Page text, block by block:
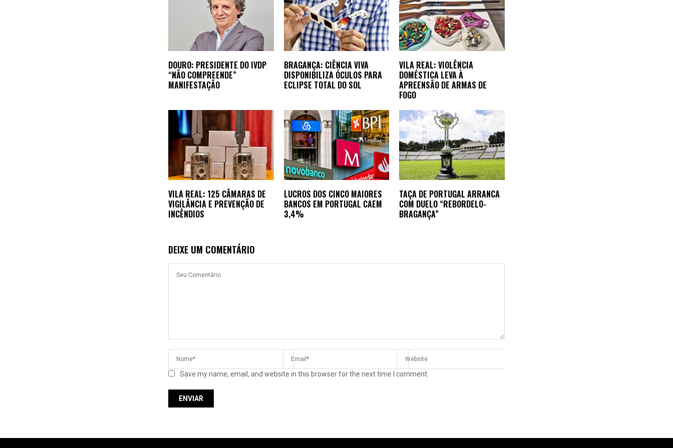
DOURO: PRESIDENTE DO IVDP
“NÃO COMPREENDE”
MANIFESTAÇÃO
BRAGANÇA: CIÊNCIA VIVA
DISPONIBILIZA ÓCULOS PARA
ECLIPSE TOTAL DO SOL
VILA REAL: VIOLÊNCIA
DOMÉSTICA LEVA À
APREENSÃO DE ARMAS DE
FOGO
VILA REAL: 125 CÂMARAS DE
VIGILÂNCIA E PREVENÇÃO DE
INCÊNDIOS
LUCROS DOS CINCO MAIORES
BANCOS EM PORTUGAL CAEM
3,4%
TAÇA DE PORTUGAL ARRANCA
COM DUELO “REBORDELO-
BRAGANÇA”
DEIXE UM COMENTÁRIO
Save my name, email, and website in this browser for the next time I comment.